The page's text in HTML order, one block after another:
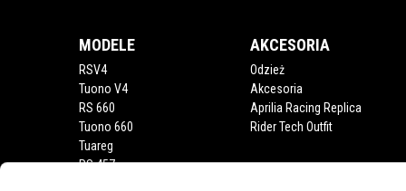
MODELE
RSV4
Tuono V4
RS 660
Tuono 660
Tuareg
RS 457
AKCESORIA
Odzież
Akcesoria
Aprilia Racing Replica
Rider Tech Outfit